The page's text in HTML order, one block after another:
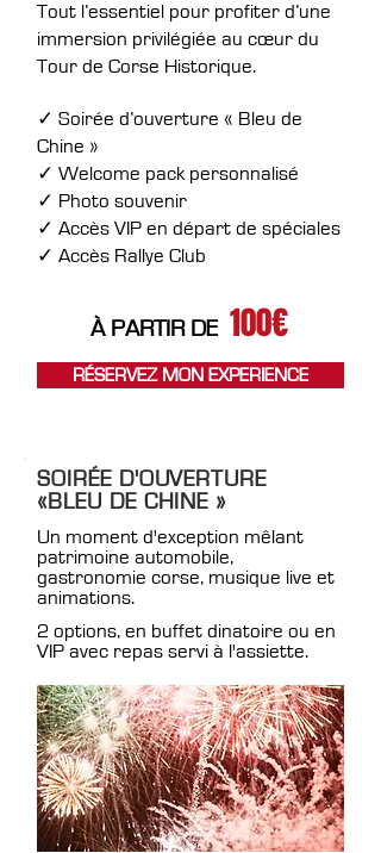
Tout l’essentiel pour profiter d’une
immersion privilégiée au cœur du
Tour de Corse Historique.
✓ Soirée d’ouverture « Bleu de
Chine »
✓ Welcome pack personnalisé
✓ Photo souvenir
✓ Accès VIP en départ de spéciales
✓ Accès Rallye Club
À PARTIR DE 100€
RÉSERVEZ MON EXPERIENCE
SOIRÉE D'OUVERTURE
«BLEU DE CHINE »
Un moment d'exception mêlant
patrimoine automobile,
gastronomie corse, musique live et
animations.
2 options, en buffet dinatoire ou en
VIP avec repas servi à l'assiette.